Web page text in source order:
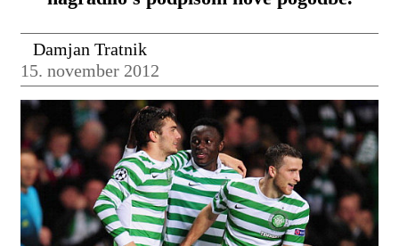
Damjan Tratnik
15. november 2012